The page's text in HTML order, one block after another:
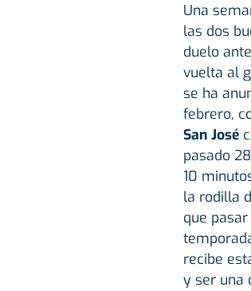
Una
las dos
duelo
vuelta al
se ha
febrero,
San José
pasado
10
la rodilla
que
recibe
y ser una